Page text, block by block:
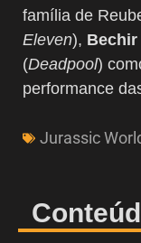
família de
Eleven), Bechir
(Deadpool)
performance
Jurassic